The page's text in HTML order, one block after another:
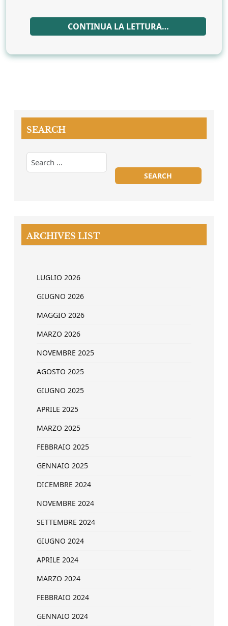
CONTINUA LA LETTURA…
SEARCH
ARCHIVES LIST
LUGLIO 2026
GIUGNO 2026
MAGGIO 2026
MARZO 2026
NOVEMBRE 2025
AGOSTO 2025
GIUGNO 2025
APRILE 2025
MARZO 2025
FEBBRAIO 2025
GENNAIO 2025
DICEMBRE 2024
NOVEMBRE 2024
SETTEMBRE 2024
GIUGNO 2024
APRILE 2024
MARZO 2024
FEBBRAIO 2024
GENNAIO 2024